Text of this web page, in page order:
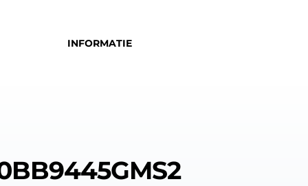
INFORMATIE